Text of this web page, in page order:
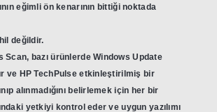
eğimli ön kenarının bittiği noktada
değildir.
Scan, bazı ürünlerde Windows Update
ve HP TechPulse etkinleştirilmiş bir
alınmadığını belirlemek için her bir
yetkiyi kontrol eder ve uygun yazılımı